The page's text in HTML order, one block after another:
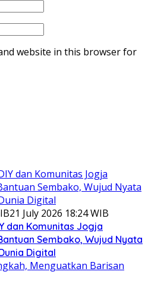
website in this browser for
21 July 2026 18:24 WIB
dan Komunitas Jogja
Sembako, Wujud Nyata
Digital